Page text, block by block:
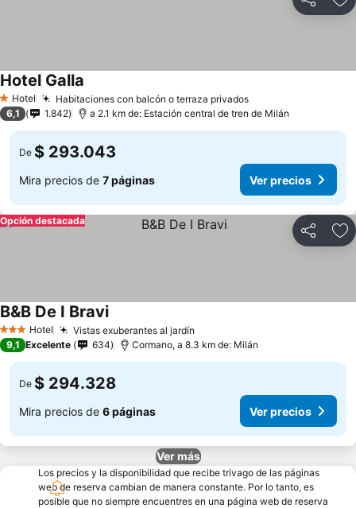
Compartir
1 Estrellas
Hotel Habitaciones con balcón o terraza privados
Hotel Galla
6,1 1.842 a 2.1 km de: Estación central de tren de Milán
De $ 293.043
Mira precios de 7 páginas Ver precios
Compartir
Opción destacada
3 Estrellas
Hotel Vistas exuberantes al jardín
B&B De I Bravi
9,1 Excelente 634 Cormano, a 8.3 km de: Milán
De $ 294.328
Mira precios de 6 páginas Ver precios
Ver más
Los precios y la disponibilidad que recibe trivago de las páginas
web de reserva cambian de manera constante. Por lo tanto, es
posible que no siempre encuentres en una página web de reserva